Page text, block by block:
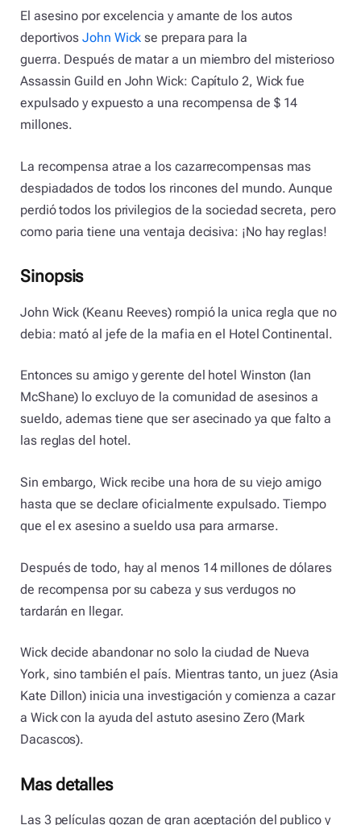
El asesino por excelencia y amante de los autos
deportivosJohn Wickse prepara para la
guerra. Después de matar a un miembro del misterioso
Assassin Guild en John Wick: Capítulo 2, Wick fue
expulsado y expuesto a una recompensa de $ 14
millones.
La recompensa atrae a los cazarrecompensas mas
despiadados de todos los rincones del mundo. Aunque
perdió todos los privilegios de la sociedad secreta, pero
como paria tiene una ventaja decisiva: ¡No hay reglas!
Sinopsis
John Wick (Keanu Reeves) rompió la unica regla que no
debia: mató al jefe de la mafia en el Hotel Continental.
Entonces su amigo y gerente del hotel Winston (Ian
McShane) lo excluyo de la comunidad de asesinos a
sueldo, ademas tiene que ser asecinado ya que falto a
las reglas del hotel.
Sin embargo, Wick recibe una hora de su viejo amigo
hasta que se declare oficialmente expulsado. Tiempo
que el ex asesino a sueldo usa para armarse.
Después de todo, hay al menos 14 millones de dólares
de recompensa por su cabeza y sus verdugos no
tardarán en llegar.
Wick decide abandonar no solo la ciudad de Nueva
York, sino también el país. Mientras tanto, un juez (Asia
Kate Dillon) inicia una investigación y comienza a cazar
a Wick con la ayuda del astuto asesino Zero (Mark
Dacascos).
Mas detalles
Las 3 películas gozan de gran aceptación del publico y